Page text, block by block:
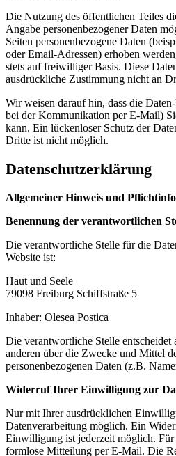
Die Nutzung des öffentlichen Teiles
Angabe personenbezogener Daten
Seiten personenbezogene Daten
oder Email-Adressen) erhoben
stets auf freiwilliger Basis. Diese
ausdrückliche Zustimmung nicht an
Wir weisen darauf hin, dass die
bei der Kommunikation per E-Mail)
kann. Ein lückenloser Schutz der
Dritte ist nicht möglich.
Datenschutzerklärung
Allgemeiner Hinweis und
Benennung der verantwortlichen
Die verantwortliche Stelle für die
Website ist:
Haut und Seele
79098 Freiburg Schiffstraße 5
Inhaber: Olesea Postica
Die verantwortliche Stelle entscheidet
anderen über die Zwecke und Mittel
personenbezogenen Daten (z.B.
Widerruf Ihrer Einwilligung zur
Nur mit Ihrer ausdrücklichen
Datenverarbeitung möglich. Ein
Einwilligung ist jederzeit möglich.
formlose Mitteilung per E-Mail. Die